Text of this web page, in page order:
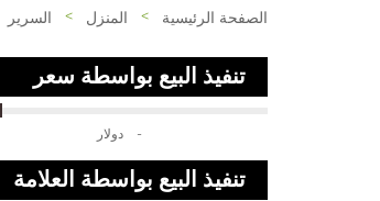
الصفحة الرئيسية > المنزل > السرير
تنفيذ البيع بواسطة سعر
- دولار
تنفيذ البيع بواسطة العلامة